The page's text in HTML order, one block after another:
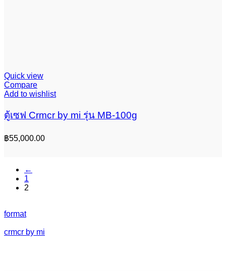
Quick view
Compare
Add to wishlist
ตู้เซฟ Crmcr by mi รุ่น MB-100g
฿55,000.00
←
1
2
format
crmcr by mi